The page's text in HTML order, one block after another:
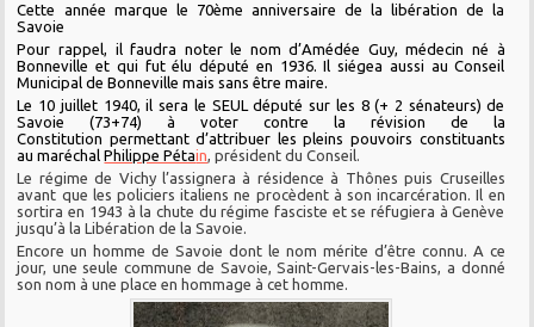
Cette année marque le 70ème anniversaire de la libération de la
Savoie
Pour rappel, il faudra noter le nom d’Amédée Guy, médecin né à
Bonneville et qui fut élu député en 1936. Il siégea aussi au Conseil
Municipal de Bonneville mais sans être maire.
Le 10 juillet 1940, il sera le SEUL député sur les 8 (+ 2 sénateurs) de
Savoie (73+74) à voter contre la révision de la
Constitution permettant d’attribuer les pleins pouvoirs constituants
au maréchalPhilippe Pétain, président du Conseil.
Le régime de Vichy l’assignera à résidence à Thônes puis Cruseilles
avant que les policiers italiens ne procèdent à son incarcération. Il en
sortira en 1943 à la chute du régime fasciste et se réfugiera à Genève
jusqu’à la Libération de la Savoie.
Encore un homme de Savoie dont le nom mérite d’être connu. A ce
jour, une seule commune de Savoie, Saint-Gervais-les-Bains, a donné
son nom à une place en hommage à cet homme.